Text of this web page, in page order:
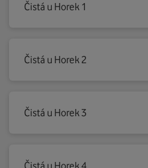
Čistá u Horek 1
Čistá u Horek 2
Čistá u Horek 3
Čistá u Horek 4